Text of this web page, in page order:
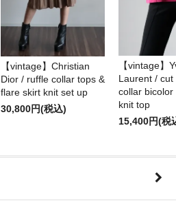
【vintage】Christian
Dior / ruffle collar tops &
flare skirt knit set up
30,800円(税込)
【vintage】
Laurent /
collar bicolor
knit top
15,400円(税